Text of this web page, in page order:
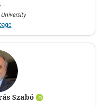
–
Szabó